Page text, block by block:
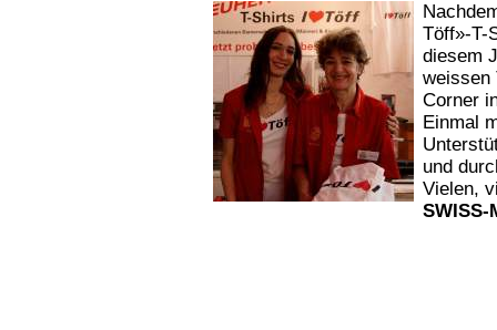
Töff»-T-
diesem
weissen
Corner
Einmal
und
Vielen,
SWISS-